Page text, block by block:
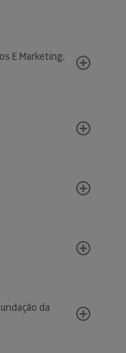
E Marketing,
da